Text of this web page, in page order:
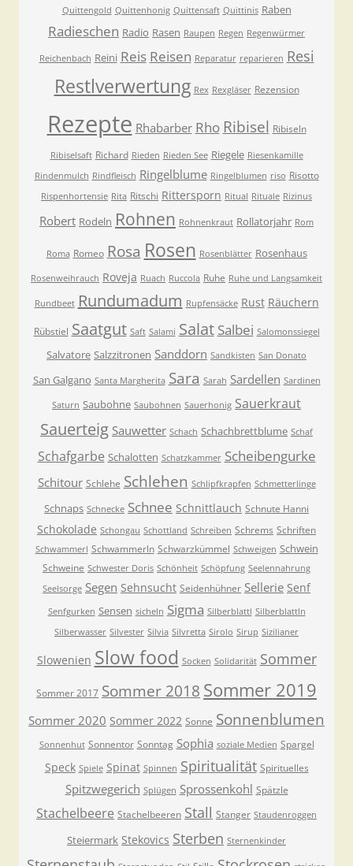
Quittengold Quittenhonig Quittensaft Quittinis Raben
Radieschen Radio Rasen Raupen Regen Regenwürmer
Reichenbach Reini Reis Reisen Reparatur reparieren Resi
Restlverwertung Rex Rexgläser Rezension
Rezepte Rhabarber Rho Ribisel Ribiseln
Ribiselsaft Richard Rieden Rieden See Riegele Riesenkamille
Rindenmulch Rindfleisch Ringelblume Ringelblumen riso Risotto
Rispenhortensie Rita Ritschi Rittersporn Ritual Rituale Rizinus
Robert Rodeln Rohnen Rohnenkraut Rollatorjahr Rom
Roma Romeo Rosa Rosen Rosenblätter Rosenhaus
Rosenweihrauch Roveja Ruach Ruccola Ruhe Ruhe und Langsamkeit
Rundbeet Rundumadum Rupfensäcke Rust Räuchern
Rübstiel Saatgut Saft Salami Salat Salbei Salomonssiegel
Salvatore Salzzitronen Sanddorn Sandkisten San Donato
San Galgano Santa Margherita Sara Sarah Sardellen Sardinen
Saturn Saubohne Saubohnen Sauerhonig Sauerkraut
Sauerteig Sauwetter Schach Schachbrettblume Schaf
Schafgarbe Schalotten Schatzkammer Scheibengurke
Schitour Schlehe Schlehen Schlipfkrapfen Schmetterlinge
Schnaps Schnecke Schnee Schnittlauch Schnute Hanni
Schokolade Schongau Schottland Schreiben Schrems Schriften
Schwammerl Schwammerln Schwarzkümmel Schweigen Schwein
Schweine Schwester Doris Schönheit Schöpfung Seelennahrung
Seelsorge Segen Sehnsucht Seidenhühner Sellerie Senf
Senfgurken Sensen sicheln Sigma Silberblattl Silberblattln
Silberwasser Silvester Silvia Silvretta Sirolo Sirup Sizilianer
Slowenien Slow food Socken Solidarität Sommer
Sommer 2017 Sommer 2018 Sommer 2019
Sommer 2020 Sommer 2022 Sonne Sonnenblumen
Sonnenhut Sonnentor Sonntag Sophia soziale Medien Spargel
Speck Spiele Spinat Spinnen Spiritualität Spirituelles
Spitzwegerich Splügen Sprossenkohl Spätzle
Stachelbeere Stachelbeeren Stall Stanger Staudenroggen
Steiermark Stekovics Sterben Sternenkinder